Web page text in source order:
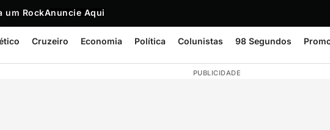
um RockAnuncie Aqui
Cruzeiro Economia Política Colunistas 98 Segundos
PUBLICIDADE